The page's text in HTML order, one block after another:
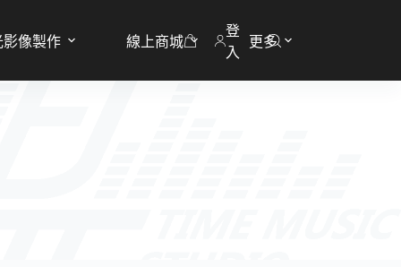
影像製作 線上商城 更多
購
登
入